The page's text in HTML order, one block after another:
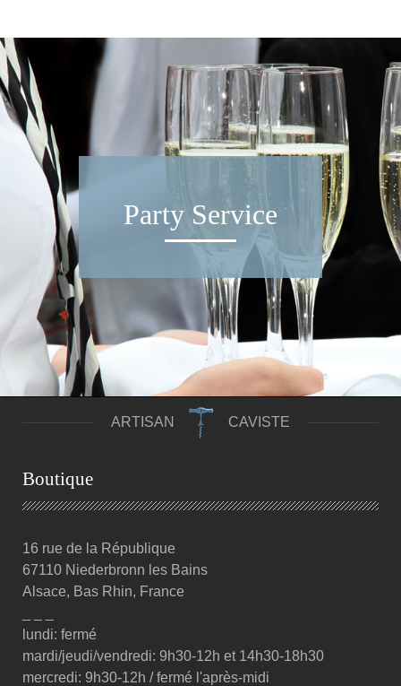
Party Service
ARTISAN CAVISTE
Boutique
16 rue de la République
67110 Niederbronn les Bains
Alsace, Bas Rhin, France
lundi: fermé
mardi/jeudi/vendredi: 9h30-12h et 14h30-18h30
mercredi: 9h30-12h / fermé l'après-midi